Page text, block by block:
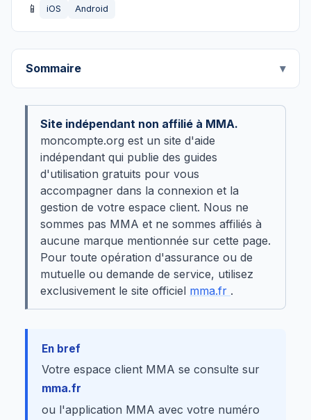
📱 iOS Android
Sommaire
Site indépendant non affilié à MMA.
moncompte.org est un site d'aide
indépendant qui publie des guides
d'utilisation gratuits pour vous
accompagner dans la connexion et la
gestion de votre espace client. Nous ne
sommes pas MMA et ne sommes affiliés à
aucune marque mentionnée sur cette page.
Pour toute opération d'assurance ou de
mutuelle ou demande de service, utilisez
exclusivement le site officiel mma.fr .
En bref
Votre espace client MMA se consulte sur
mma.fr
ou l'application MMA avec votre numéro